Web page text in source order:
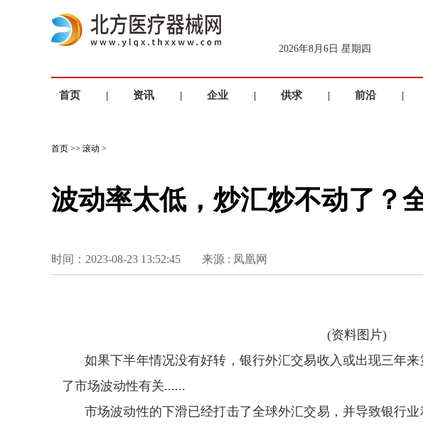
2026年8月6日 星期四
首页 | 资讯 | 企业 | 供求 | 前沿 |
首页 >> 滚动 >
波动率太低，炒汇炒不动了？
时间：2023-08-23 13:52:45 来源 : 凤凰网
(资料图片)
如果下半年情况没有好转，银行外汇交易收入或出现三年
了市场波动性有关......
市场波动性的下滑已经打击了全球外汇交易，并导致银行